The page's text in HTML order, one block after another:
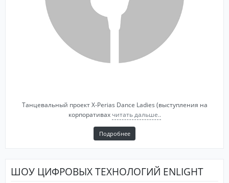
Танцевальный проект X-Perias Dance Ladies (выступления на
корпоративах читать дальше..
Подробнее
ШОУ ЦИФРОВЫХ ТЕХНОЛОГИЙ ENLIGHT